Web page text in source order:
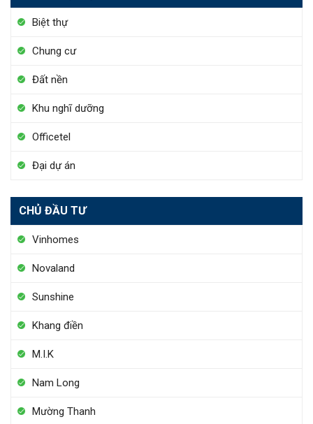
Biệt thự
Chung cư
Đất nền
Khu nghĩ dưỡng
Officetel
Đại dự án
CHỦ ĐẦU TƯ
Vinhomes
Novaland
Sunshine
Khang điền
M.I.K
Nam Long
Mường Thanh